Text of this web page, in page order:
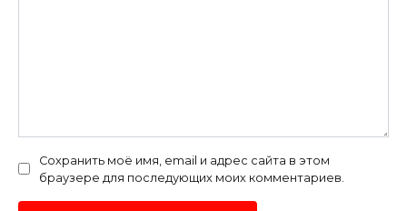
Сохранить моё имя, email и адрес сайта в этом
браузере для последующих моих комментариев.